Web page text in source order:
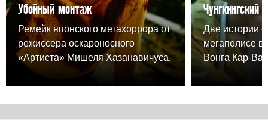
Убойный монтаж
Ремейк японского метахоррора от
режиссера оскароносного
«Артиста» Мишеля Хазанавичуса.
Чунгкингский
Две истории
мегаполисе в
Вонга Кар-